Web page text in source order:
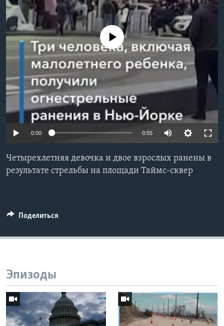
Learning English
СОЦИАЛЬНЫЕ СЕТИ
Языки
No media source currently available
0:00 0:55
Четырехлетняя девочка и двое взрослых ранены в
результате стрельбы на площади Таймс-cквер
Поделиться
Эпизоды